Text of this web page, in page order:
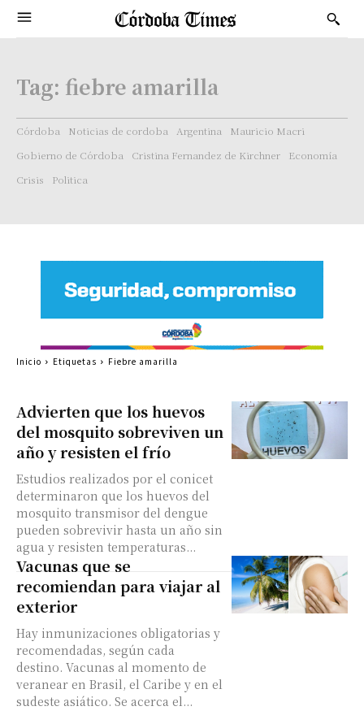
Tag: fiebre amarilla
Córdoba Noticias de cordoba Argentina
Mauricio Macri
Gobierno de Córdoba
Cristina Fernandez de Kirchner
Economía
Crisis
Politica
Advierten que los huevos
del mosquito sobreviven un
año y resisten el frío
Estudios realizados por el conicet
determinaron que los huevos del
mosquito transmisor del dengue
pueden sobrevivir hasta un año sin
agua y resisten temperaturas...
Vacunas que se
recomiendan para viajar al
exterior
Hay inmunizaciones obligatorias y
recomendadas, según cada
destino. Vacunas al momento de
veranear en Brasil, el Caribe y en el
sudeste asiático. Se acerca el...
Inicio Etiquetas Fiebre amarilla